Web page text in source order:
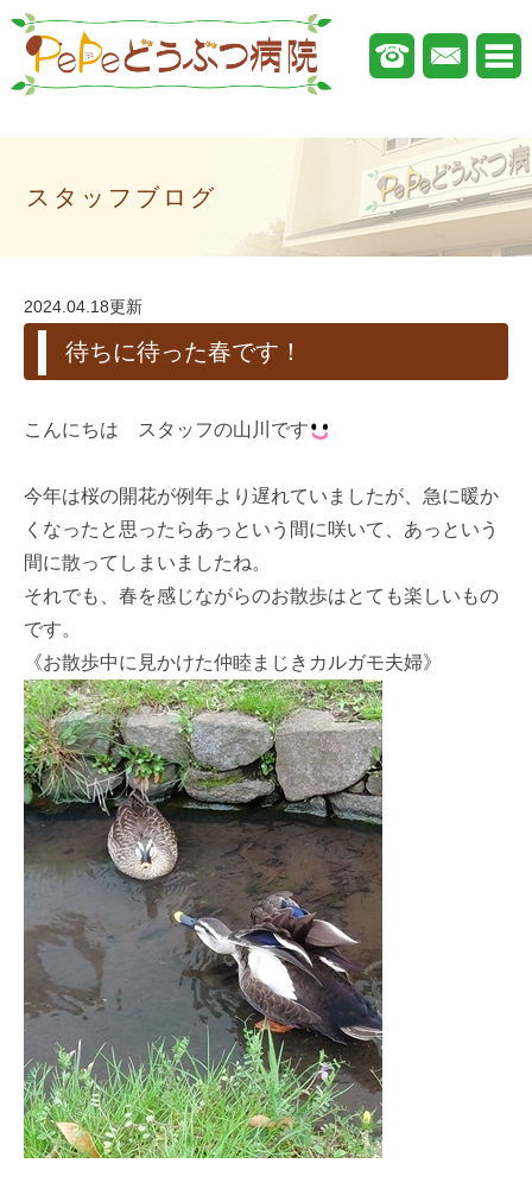
スタッフブログ
2024.04.18更新
待ちに待った春です！
こんにちは スタッフの山川です
今年は桜の開花が例年より遅れていましたが、急に暖か
くなったと思ったらあっという間に咲いて、あっという
間に散ってしまいましたね。
それでも、春を感じながらのお散歩はとても楽しいもの
です。
《お散歩中に見かけた仲睦まじきカルガモ夫婦》